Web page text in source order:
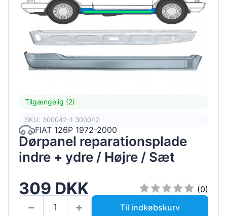
Tilgængelig (2)
SKU: 300042-1 300042
FIAT 126P 1972-2000
Dørpanel reparationsplade
indre + ydre / Højre / Sæt
309 DKK
(0)
Til indkøbskurv